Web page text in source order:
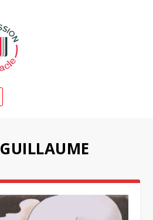
GUILLAUME